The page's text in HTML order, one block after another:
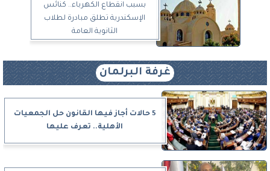
بسبب انقطاع الكهرباء.. كنائس
الإسكندرية تطلق مبادرة لطلاب
الثانوية العامة
غرفة البرلمان
5 حالات أجاز فيها القانون حل الجمعيات
الأهلية.. تعرف عليها